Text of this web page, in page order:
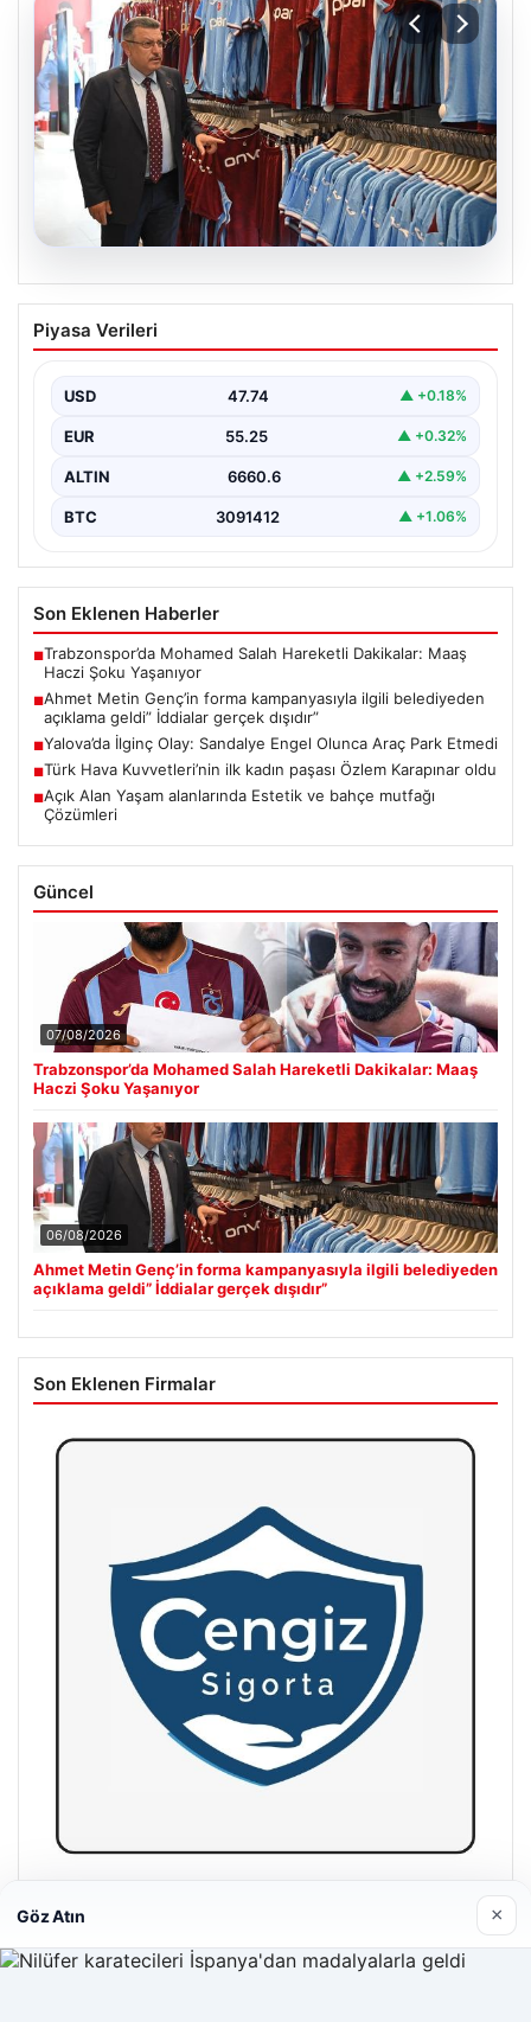
Ahmet Metin Genç’in forma
kampanyasıyla ilgili belediyeden
Piyasa Verileri
USD 47.74 ▲ +0.18%
EUR 55.25 ▲ +0.32%
ALTIN 6660.6 ▲ +2.59%
BTC 3091412 ▲ +1.06%
Son Eklenen Haberler
■Trabzonspor’da Mohamed Salah Hareketli Dakikalar: Maaş
Haczi Şoku Yaşanıyor
■Ahmet Metin Genç’in forma kampanyasıyla ilgili belediyeden
açıklama geldi” İddialar gerçek dışıdır”
■Yalova’da İlginç Olay: Sandalye Engel Olunca Araç Park Etmedi
■Türk Hava Kuvvetleri’nin ilk kadın paşası Özlem Karapınar oldu
■Açık Alan Yaşam alanlarında Estetik ve bahçe mutfağı
Çözümleri
Güncel
07/08/2026
Trabzonspor’da Mohamed Salah Hareketli Dakikalar: Maaş
Haczi Şoku Yaşanıyor
06/08/2026
Ahmet Metin Genç’in forma kampanyasıyla ilgili belediyeden
açıklama geldi” İddialar gerçek dışıdır”
Son Eklenen Firmalar
Hastaş Beton
Göz Atın ×